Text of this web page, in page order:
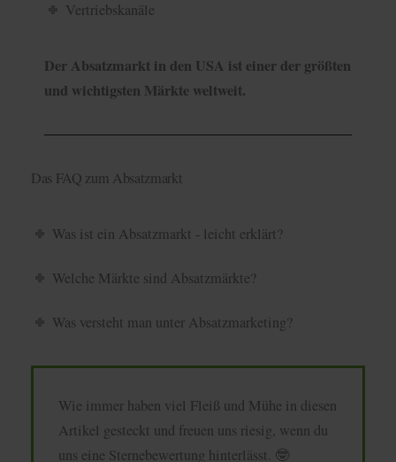
Vertriebskanäle
Der Absatzmarkt in den USA ist einer der größten
und wichtigsten Märkte weltweit.
Das FAQ zum Absatzmarkt
Was ist ein Absatzmarkt - leicht erklärt?
Welche Märkte sind Absatzmärkte?
Was versteht man unter Absatzmarketing?
Wie immer haben viel Fleiß und Mühe in diesen
Artikel gesteckt und freuen uns riesig, wenn du
uns eine Sternebewertung hinterlässt. 🤓